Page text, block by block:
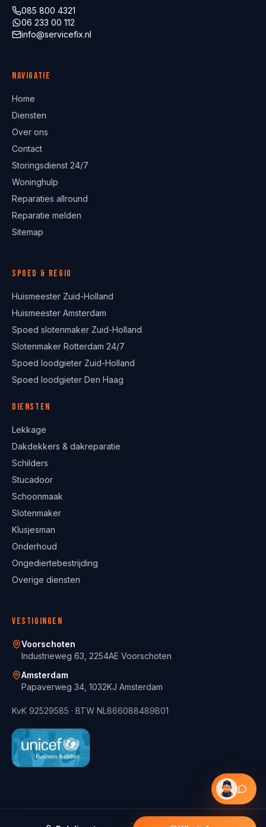
085 800 4321
06 233 00 112
info@servicefix.nl
Navigatie
Home
Diensten
Over ons
Contact
Storingsdienst 24/7
Woninghulp
Reparaties allround
Reparatie melden
Sitemap
Spoed & regio
Huismeester Zuid-Holland
Huismeester Amsterdam
Spoed slotenmaker Zuid-Holland
Slotenmaker Rotterdam 24/7
Spoed loodgieter Zuid-Holland
Spoed loodgieter Den Haag
Diensten
Lekkage
Dakdekkers & dakreparatie
Schilders
Stucadoor
Schoonmaak
Slotenmaker
Klusjesman
Onderhoud
Ongediertebestrijding
Overige diensten
Vestigingen
Voorschoten
Industrieweg 63, 2254AE Voorschoten
Amsterdam
Papaverweg 34, 1032KJ Amsterdam
KvK 92529585 · BTW NL866088489B01